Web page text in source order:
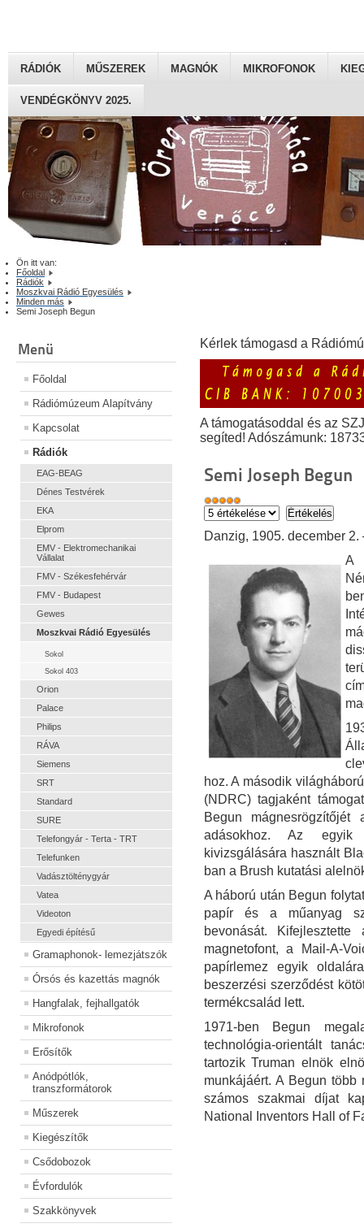
RÁDIÓK MŰSZEREK MAGNÓK MIKROFONOK
VENDÉGKÖNYV 2025.
Ön itt van:
Főoldal
Rádiók
Moszkvai Rádió Egyesülés
Minden más
Semi Joseph Begun
Menü
Főoldal
Rádiómúzeum Alapítvány
Kapcsolat
Rádiók
EAG-BEAG
Dénes Testvérek
EKA
Elprom
EMV - Elektromechanikai
Vállalat
FMV - Székesfehérvár
FMV - Budapest
Gewes
Moszkvai Rádió Egyesülés
Sokol
Sokol 403
Orion
Palace
Philips
RÁVA
Siemens
SRT
Standard
SURE
Telefongyár - Terta - TRT
Telefunken
Vadásztölténygyár
Vatea
Videoton
Egyedi építésű
Gramaphonok- lemezjátszók
Órsós és kazettás magnók
Hangfalak, fejhallgatók
Mikrofonok
Erősítők
Anódpótlók,
transzformátorok
Műszerek
Kiegészítők
Csődobozok
Évfordulók
Szakkönyvek
Kérlek támogasd a
A támogatásoddal és az
segíted! Adószámunk:
Semi Joseph Begun
Danzig, 1905. december
A
hoz. A második
(NDRC) tagjaként
Begun
adásokhoz. Az egyik
kivizsgálására használt
ban a Brush kutatási
A háború után Begun
papír és a műanyag
bevonását.
magnetofont, a Mail-A-
papírlemez egyik
beszerzési szerződést
termékcsalád lett.
1971-ben Begun
technológia-orientált
tartozik Truman elnök
munkájáért. A Begun
számos szakmai díjat
National Inventors Hall of